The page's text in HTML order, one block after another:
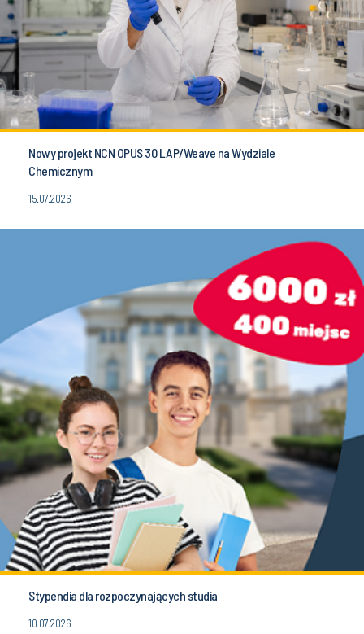
Nowy projekt NCN OPUS 30 LAP/Weave na Wydziale
Chemicznym
15.07.2026
Stypendia dla rozpoczynających studia
10.07.2026